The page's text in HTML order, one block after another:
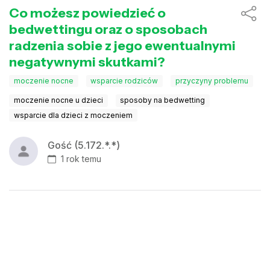
Co możesz powiedzieć o
bedwettingu oraz o sposobach
radzenia sobie z jego ewentualnymi
negatywnymi skutkami?
moczenie nocne wsparcie rodziców przyczyny problemu
moczenie nocne u dzieci
sposoby na bedwetting
wsparcie dla dzieci z moczeniem
Gość (5.172.*.*)
1 rok temu